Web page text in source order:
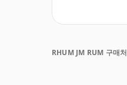
RHUM JM RUM 구매처